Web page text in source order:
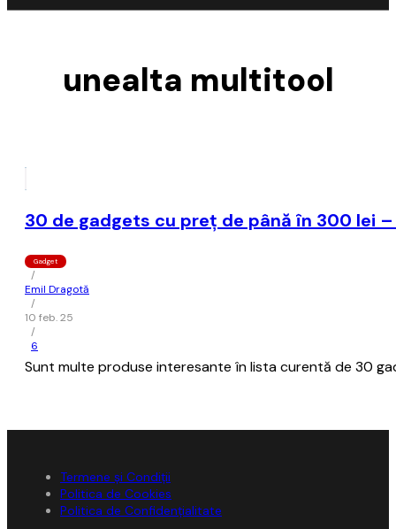
unealta multitool
30 de gadgets cu preț de până în 300 lei –
Gadget
/
Emil Dragotă
/
10 feb. 25
/
6
Sunt multe produse interesante în lista curentă de 30
Termene și Condiții
Politica de Cookies
Politica de Confidențialitate